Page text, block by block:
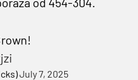
July 7, 2025